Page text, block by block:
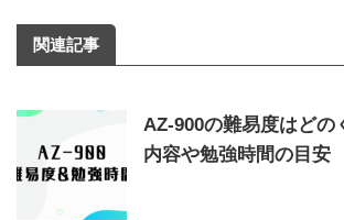
関連記事
AZ-900の難易度はどの
内容や勉強時間の目安